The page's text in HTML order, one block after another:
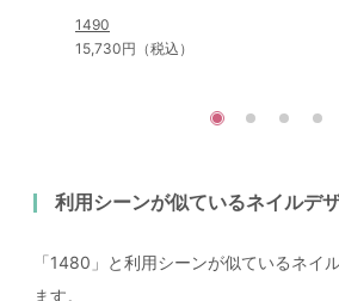
1490
15,730円（税込）
利用シーンが似ているネイルデ
「1480」と利用シーンが似ているネイ
ます。